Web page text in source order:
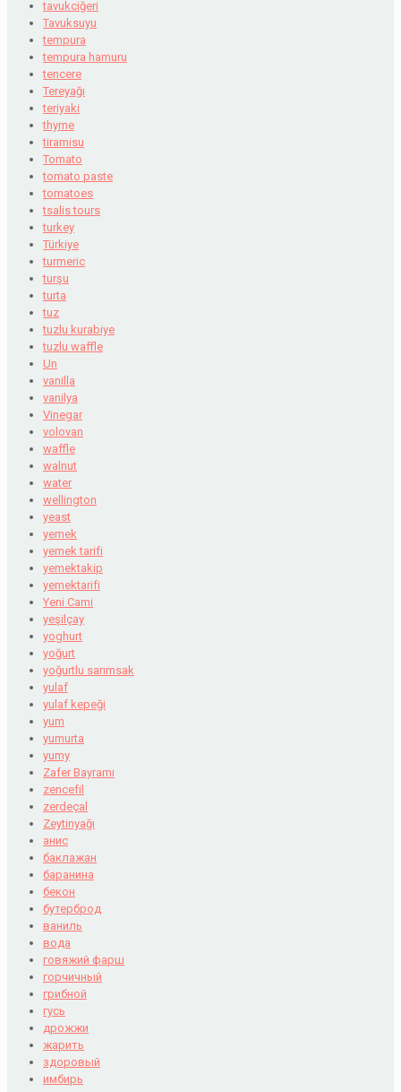
tavukciğeri
Tavuksuyu
tempura
tempura hamuru
tencere
Tereyağı
teriyaki
thyme
tiramisu
Tomato
tomato paste
tomatoes
tsalis tours
turkey
Türkiye
turmeric
turşu
turta
tuz
tuzlu kurabiye
tuzlu waffle
Un
vanilla
vanilya
Vinegar
volovan
waffle
walnut
water
wellington
yeast
yemek
yemek tarifi
yemektakip
yemektarifi
Yeni Cami
yeşilçay
yoghurt
yoğurt
yoğurtlu sarımsak
yulaf
yulaf kepeği
yum
yumurta
yumy
Zafer Bayramı
zencefil
zerdeçal
Zeytinyağı
анис
баклажан
баранина
бекон
бутерброд
ваниль
вода
говяжий фарш
горчичный
грибной
гусь
дрожжи
жарить
здоровый
имбирь